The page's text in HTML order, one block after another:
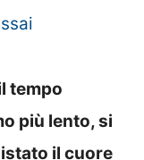
tempo
più lento, si
il cuore